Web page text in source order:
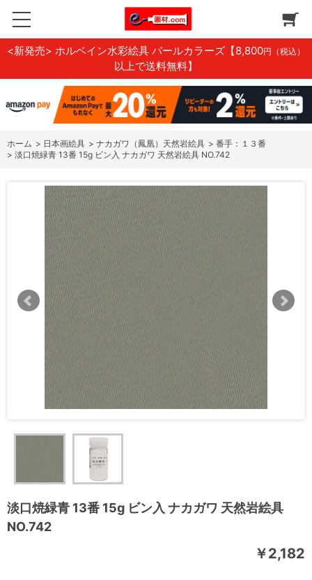
<新発売> ホルベイン水彩絵具 パールカラーズ 【8,800円（税込）
以上で送料無料】
ホーム > 日本画絵具 > ナカガワ（鳳凰）天然岩絵具 > 番手：１３番
> 淡口焼緑青 13番 15g ビン入 ナカガワ 天然岩絵具 NO.742
淡口焼緑青 13番 15g ビン入 ナカガワ 天然岩絵具
NO.742
￥2,182